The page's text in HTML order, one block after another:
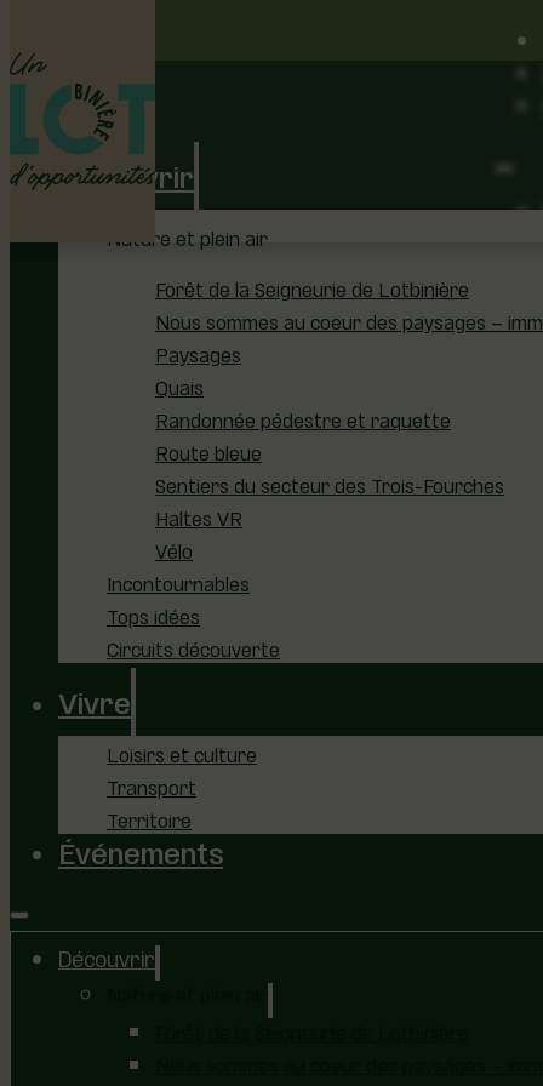
Découvrir
Nature et plein air
Forêt de la Seigneurie de Lotbinière
Nous sommes au coeur des paysages –
Paysages
Quais
Randonnée pédestre et raquette
Route bleue
Sentiers du secteur des Trois-Fourches
Haltes VR
Vélo
Incontournables
Tops idées
Circuits découverte
Vivre
Loisirs et culture
Transport
Territoire
Événements
Découvrir